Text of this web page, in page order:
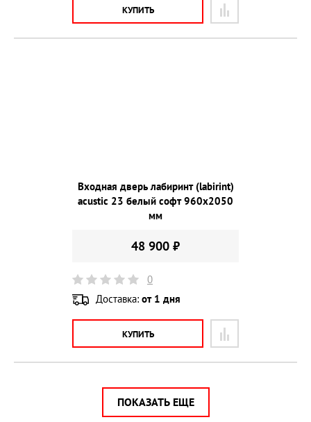
КУПИТЬ
Входная дверь лабиринт (labirint)
acustic 23 белый софт 960х2050
мм
48 900 ₽
0
Доставка: от 1 дня
КУПИТЬ
ПОКАЗАТЬ ЕЩЕ